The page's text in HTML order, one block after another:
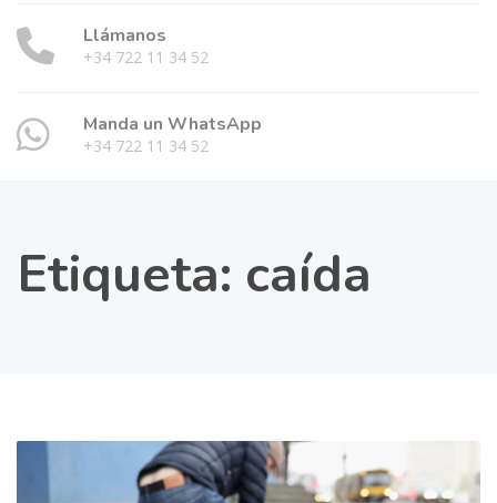
Llámanos
+34 722 11 34 52
Manda un WhatsApp
+34 722 11 34 52
Etiqueta: caída